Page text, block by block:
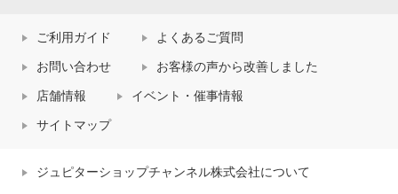
ご利用ガイド よくあるご質問
お問い合わせ お客様の声から改善しました
店舗情報 イベント・催事情報
サイトマップ
ジュピターショップチャンネル株式会社について